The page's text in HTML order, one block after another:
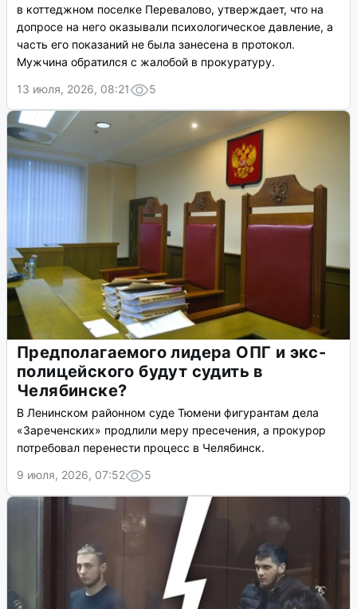
в коттеджном поселке Перевалово, утверждает, что на
допросе на него оказывали психологическое давление, а
часть его показаний не была занесена в протокол.
Мужчина обратился с жалобой в прокуратуру.
13 июля, 2026, 08:21
5
Предполагаемого лидера ОПГ и экс-
полицейского будут судить в
Челябинске?
В Ленинском районном суде Тюмени фигурантам дела
«Зареченских» продлили меру пресечения, а прокурор
потребовал перенести процесс в Челябинск.
9 июля, 2026, 07:52
5